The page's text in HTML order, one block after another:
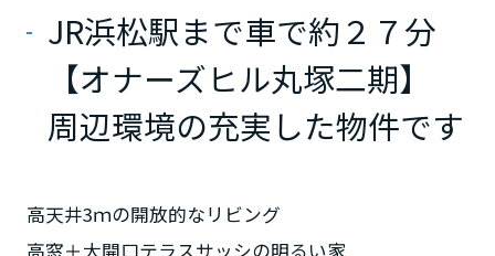
JR浜松駅まで車で約２７分
【オナーズヒル丸塚二期】
周辺環境の充実した物件です
高天井3ｍの開放的なリビング
高窓＋大開口テラスサッシの明るい家
富山県
山梨県